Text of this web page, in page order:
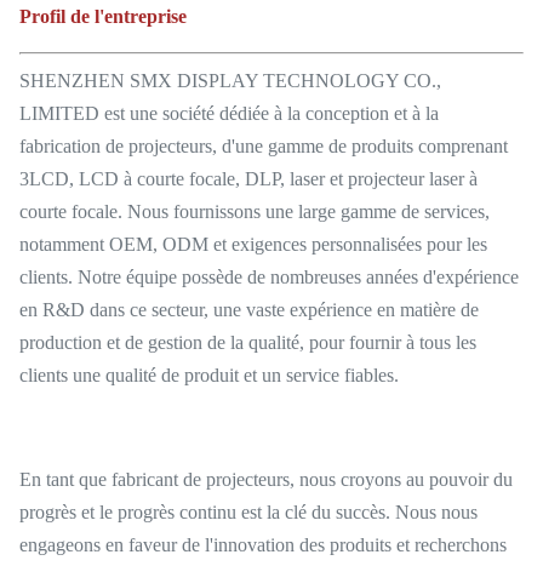
Profil de l'entreprise
SHENZHEN SMX DISPLAY TECHNOLOGY CO.,
LIMITED est une société dédiée à la conception et à la
fabrication de projecteurs, d'une gamme de produits comprenant
3LCD, LCD à courte focale, DLP, laser et projecteur laser à
courte focale. Nous fournissons une large gamme de services,
notamment OEM, ODM et exigences personnalisées pour les
clients. Notre équipe possède de nombreuses années d'expérience
en R&D dans ce secteur, une vaste expérience en matière de
production et de gestion de la qualité, pour fournir à tous les
clients une qualité de produit et un service fiables.
En tant que fabricant de projecteurs, nous croyons au pouvoir du
progrès et le progrès continu est la clé du succès. Nous nous
engageons en faveur de l'innovation des produits et recherchons